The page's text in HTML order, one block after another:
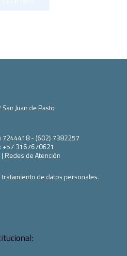
Juan de Pasto
7244418 - (602) 7382257
+57 3167670621
| Redes de Atención
de datos personales.